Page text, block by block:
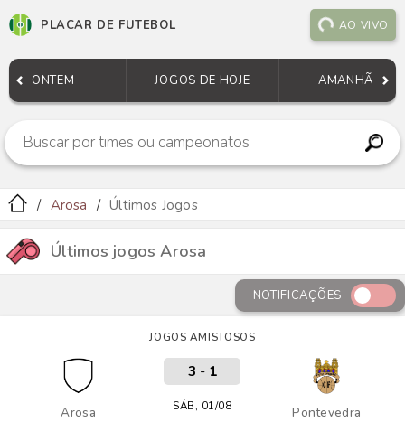
PLACAR DE FUTEBOL AO VIVO
ONTEM JOGOS DE HOJE AMANHÃ
Arosa Últimos Jogos
Últimos jogos Arosa
NOTIFICAÇÕES
JOGOS AMISTOSOS
Arosa Pontevedra
3 - 1
SÁB, 01/08